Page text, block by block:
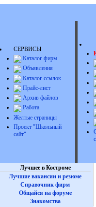
СЕРВИСЫ
Каталог фирм
Объявления
Каталог ссылок
Прайс-лист
Архив файлов
Работа
Желтые страницы
Проект "Школьный
сайт"
Лучшее в Костроме
Лучшие вакансии и резюме
Справочник фирм
Общайся на форуме
Знакомства